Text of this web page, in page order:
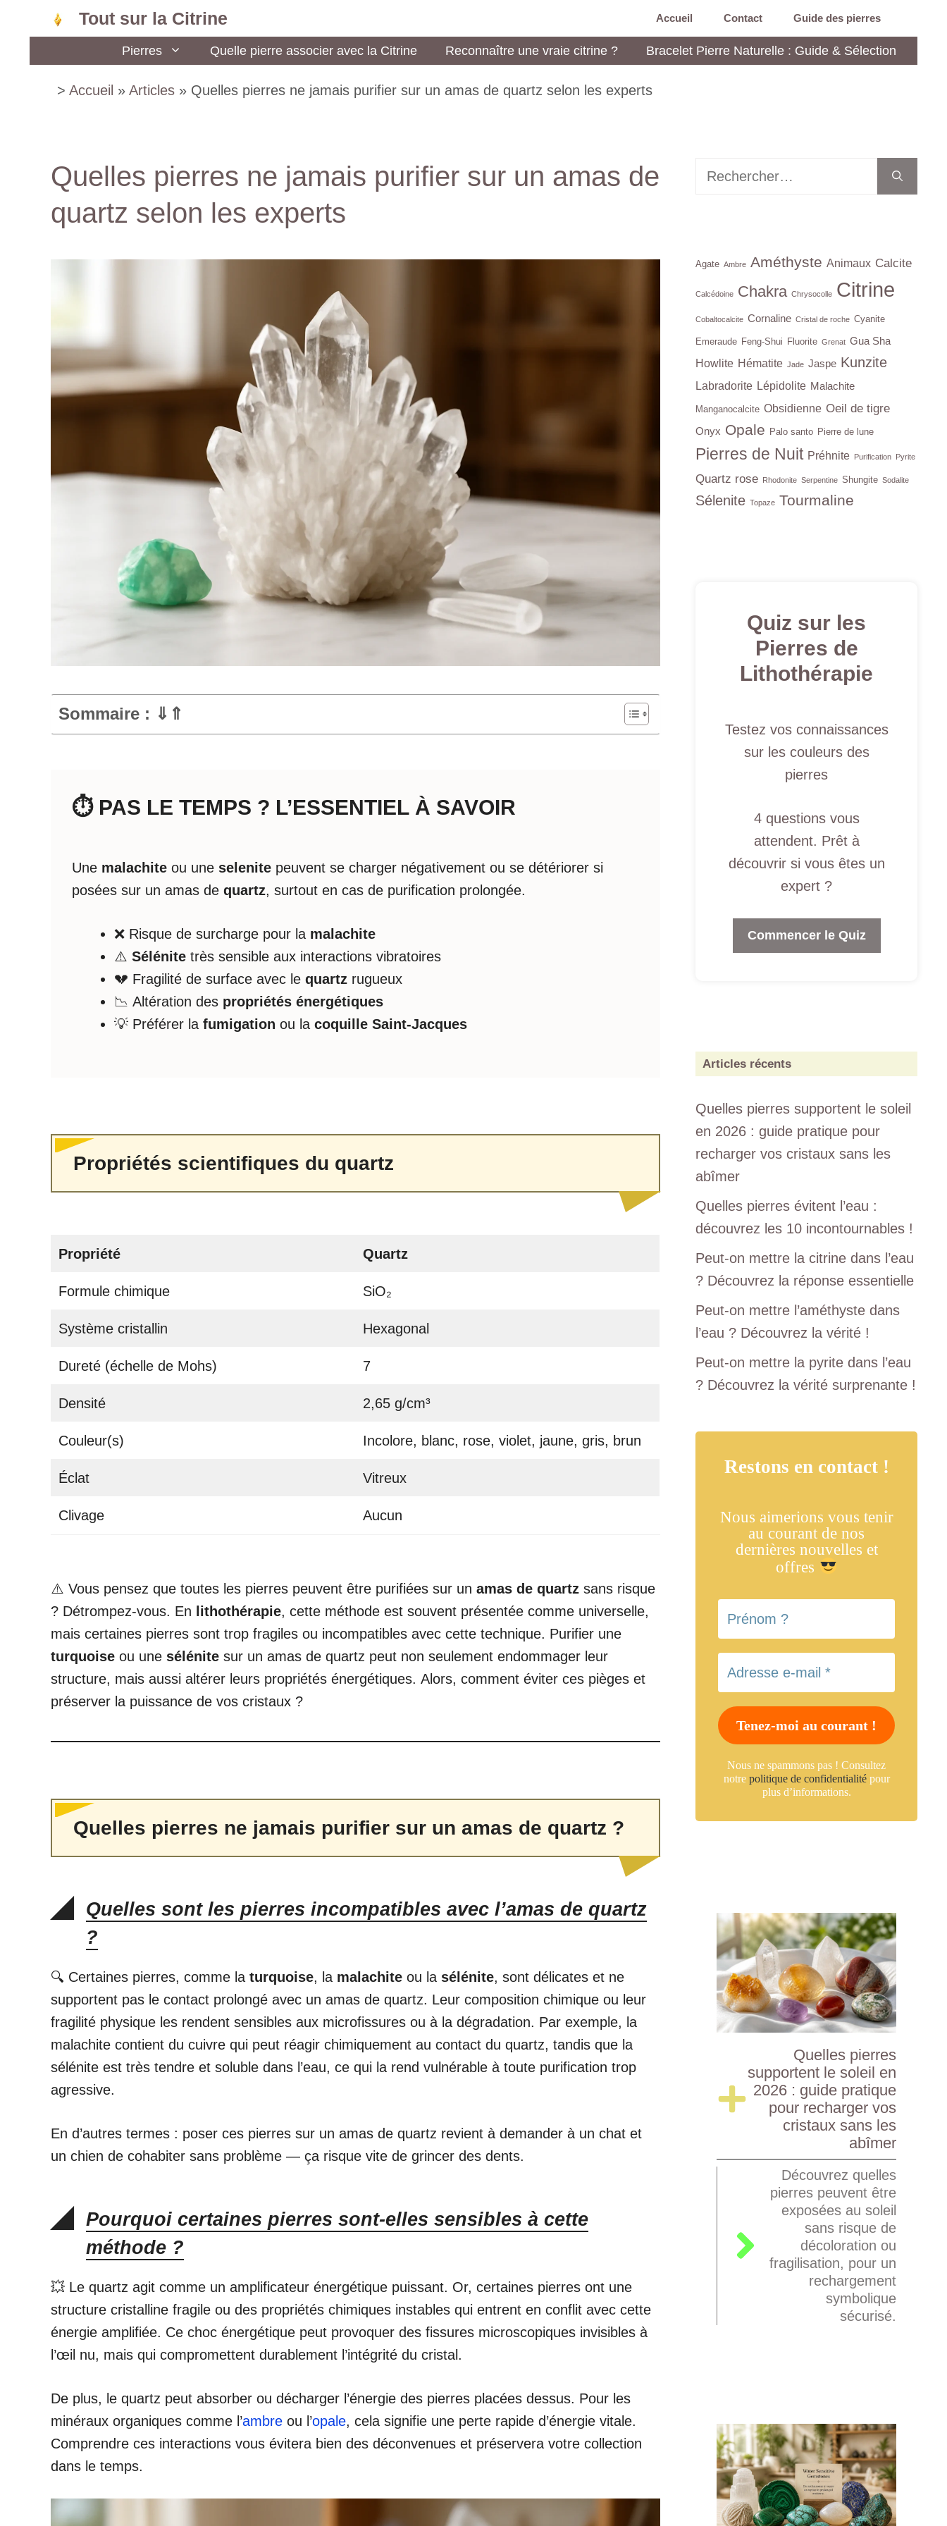
Tout sur la Citrine Accueil Contact Guide des pierres
Pierres Quelle pierre associer avec la Citrine Reconnaître une vraie citrine ? Bracelet Pierre Naturelle : Guide & Sélection
> Accueil » Articles » Quelles pierres ne jamais purifier sur un amas de quartz selon les experts
Quelles pierres ne jamais purifier sur un amas de
quartz selon les experts
Sommaire : ⇓⇑
⏱️ PAS LE TEMPS ? L’ESSENTIEL À SAVOIR
Une malachite ou une selenite peuvent se charger négativement ou se détériorer si
posées sur un amas de quartz, surtout en cas de purification prolongée.
❌ Risque de surcharge pour la malachite
⚠️ Sélénite très sensible aux interactions vibratoires
💔 Fragilité de surface avec le quartz rugueux
📉 Altération des propriétés énergétiques
💡 Préférer la fumigation ou la coquille Saint-Jacques
Propriétés scientifiques du quartz
Propriété Quartz
Formule chimique SiO₂
Système cristallin Hexagonal
Dureté (échelle de Mohs) 7
Densité 2,65 g/cm³
Couleur(s) Incolore, blanc, rose, violet, jaune, gris, brun
Éclat Vitreux
Clivage Aucun
⚠️ Vous pensez que toutes les pierres peuvent être purifiées sur un amas de quartz sans risque
? Détrompez-vous. En lithothérapie, cette méthode est souvent présentée comme universelle,
mais certaines pierres sont trop fragiles ou incompatibles avec cette technique. Purifier une
turquoise ou une sélénite sur un amas de quartz peut non seulement endommager leur
structure, mais aussi altérer leurs propriétés énergétiques. Alors, comment éviter ces pièges et
préserver la puissance de vos cristaux ?
Quelles pierres ne jamais purifier sur un amas de quartz ?
Quelles sont les pierres incompatibles avec l’amas de quartz
?
🔍 Certaines pierres, comme la turquoise, la malachite ou la sélénite, sont délicates et ne
supportent pas le contact prolongé avec un amas de quartz. Leur composition chimique ou leur
fragilité physique les rendent sensibles aux microfissures ou à la dégradation. Par exemple, la
malachite contient du cuivre qui peut réagir chimiquement au contact du quartz, tandis que la
sélénite est très tendre et soluble dans l’eau, ce qui la rend vulnérable à toute purification trop
agressive.
En d’autres termes : poser ces pierres sur un amas de quartz revient à demander à un chat et
un chien de cohabiter sans problème — ça risque vite de grincer des dents.
Pourquoi certaines pierres sont-elles sensibles à cette
méthode ?
💥 Le quartz agit comme un amplificateur énergétique puissant. Or, certaines pierres ont une
structure cristalline fragile ou des propriétés chimiques instables qui entrent en conflit avec cette
énergie amplifiée. Ce choc énergétique peut provoquer des fissures microscopiques invisibles à
l’œil nu, mais qui compromettent durablement l’intégrité du cristal.
De plus, le quartz peut absorber ou décharger l’énergie des pierres placées dessus. Pour les
minéraux organiques comme l’ambre ou l’opale, cela signifie une perte rapide d’énergie vitale.
Comprendre ces interactions vous évitera bien des déconvenues et préservera votre collection
dans le temps.
Rechercher :
Agate Ambre Améthyste Animaux Calcite
Calcédoine Chakra Chrysocolle Citrine
Cobaltocalcite Cornaline Cristal de roche Cyanite
Emeraude Feng-Shui Fluorite Grenat Gua Sha
Howlite Hématite Jade Jaspe Kunzite
Labradorite Lépidolite Malachite
Manganocalcite Obsidienne Oeil de tigre
Onyx Opale Palo santo Pierre de lune
Pierres de Nuit Préhnite Purification Pyrite
Quartz rose Rhodonite Serpentine Shungite Sodalite
Sélenite Topaze Tourmaline
Quiz sur les
Pierres de
Lithothérapie
Testez vos connaissances
sur les couleurs des
pierres
4 questions vous
attendent. Prêt à
découvrir si vous êtes un
expert ?
Commencer le Quiz
Articles récents
Quelles pierres supportent le soleil
en 2026 : guide pratique pour
recharger vos cristaux sans les
abîmer
Quelles pierres évitent l’eau :
découvrez les 10 incontournables !
Peut-on mettre la citrine dans l’eau
? Découvrez la réponse essentielle
Peut-on mettre l’améthyste dans
l’eau ? Découvrez la vérité !
Peut-on mettre la pyrite dans l’eau
? Découvrez la vérité surprenante !
Restons en contact !
Nous aimerions vous tenir
au courant de nos
dernières nouvelles et
offres
Nous ne spammons pas ! Consultez
notre politique de confidentialitépour
plus d’informations.
Quelles pierres
supportent le soleil en
2026 : guide pratique
pour recharger vos
cristaux sans les
abîmer
Découvrez quelles
pierres peuvent être
exposées au soleil
sans risque de
décoloration ou
fragilisation, pour un
rechargement
symbolique
sécurisé.